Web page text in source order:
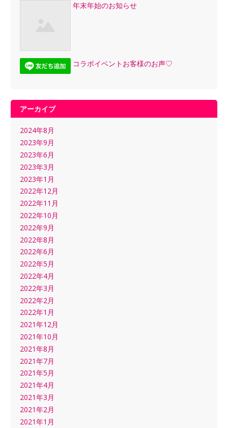
年末年始のお知らせ
コラボイベントお客様のお声♡
アーカイブ
2024年8月
2023年9月
2023年6月
2023年3月
2023年1月
2022年12月
2022年11月
2022年10月
2022年9月
2022年8月
2022年6月
2022年5月
2022年4月
2022年3月
2022年2月
2022年1月
2021年12月
2021年10月
2021年8月
2021年7月
2021年5月
2021年4月
2021年3月
2021年2月
2021年1月